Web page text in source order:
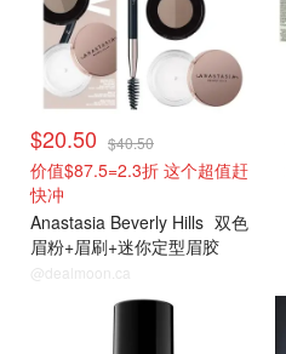
$20.50 $40.50
价值$87.5=2.3折 这个超值赶
快冲
Anastasia Beverly Hills 双色
眉粉+眉刷+迷你定型眉胶
@dealmoon.ca